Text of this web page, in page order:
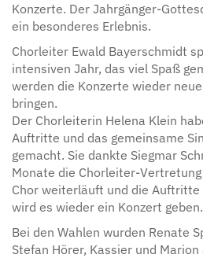
Konzerte. Der Jahrgänger-
ein besonderes Erlebnis.
Chorleiter Ewald Bayerschmidt
intensiven Jahr, das viel Spaß
werden die Konzerte wieder
bringen.
Der Chorleiterin Helena Klein
Auftritte und das gemeinsame
gemacht. Sie dankte Siegmar
Monate die Chorleiter-
Chor weiterläuft und die
wird es wieder ein Konzert geben.
Bei den Wahlen wurden Renate
Stefan Hörer, Kassier und Marion